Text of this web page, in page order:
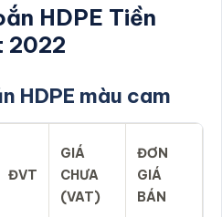
HDPE Tiền
2022
HDPE màu cam
ĐVT
GIÁ
CHƯA
(VAT)
ĐƠN
GIÁ
BÁN